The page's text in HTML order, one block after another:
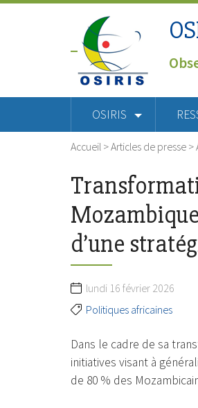
OSIRIS
Accueil >Articles de presse >
d’une
lundi 16 février 2026
Politiques africaines
Dans le cadre de sa
initiatives visant à
de 80 % des